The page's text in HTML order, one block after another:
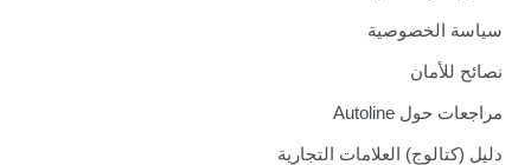
سياسة الخصوصية
نصائح للأمان
مراجعات حول Autoline
دليل (كتالوج) العلامات التجارية